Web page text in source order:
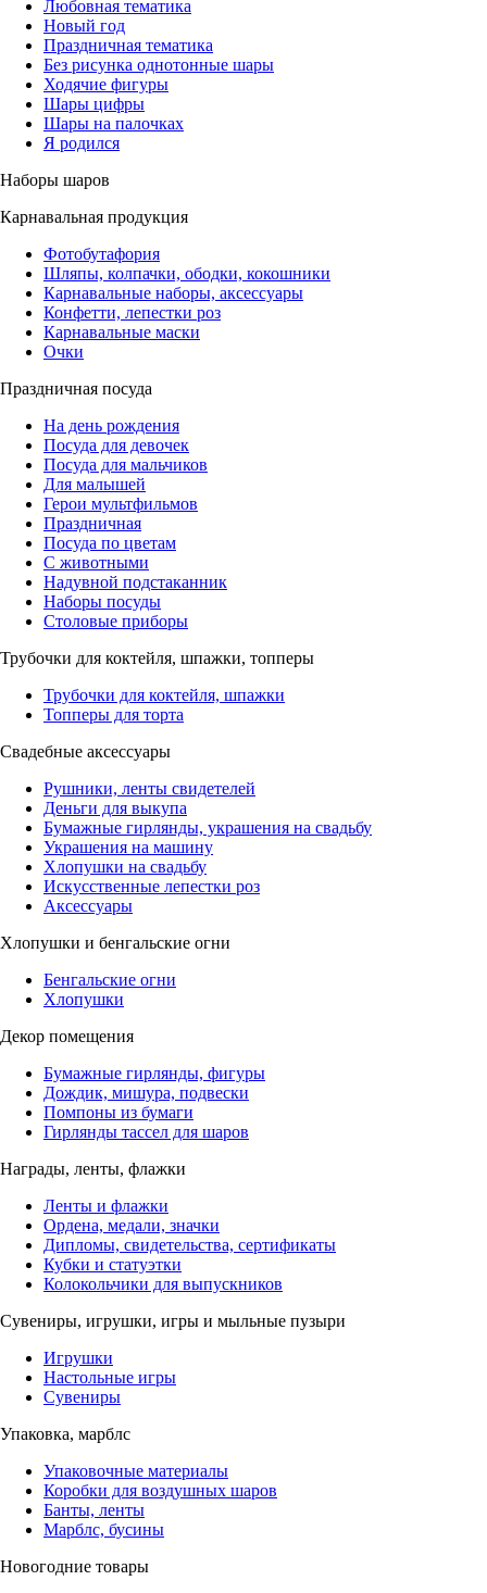
Любовная тематика
Новый год
Праздничная тематика
Без рисунка однотонные шары
Ходячие фигуры
Шары цифры
Шары на палочках
Я родился
Наборы шаров
Карнавальная продукция
Фотобутафория
Шляпы, колпачки, ободки, кокошники
Карнавальные наборы, аксессуары
Конфетти, лепестки роз
Карнавальные маски
Очки
Праздничная посуда
На день рождения
Посуда для девочек
Посуда для мальчиков
Для малышей
Герои мультфильмов
Праздничная
Посуда по цветам
С животными
Надувной подстаканник
Наборы посуды
Столовые приборы
Трубочки для коктейля, шпажки, топперы
Трубочки для коктейля, шпажки
Топперы для торта
Свадебные аксессуары
Рушники, ленты свидетелей
Деньги для выкупа
Бумажные гирлянды, украшения на свадьбу
Украшения на машину
Хлопушки на свадьбу
Искусственные лепестки роз
Аксессуары
Хлопушки и бенгальские огни
Бенгальские огни
Хлопушки
Декор помещения
Бумажные гирлянды, фигуры
Дождик, мишура, подвески
Помпоны из бумаги
Гирлянды тассел для шаров
Награды, ленты, флажки
Ленты и флажки
Ордена, медали, значки
Дипломы, свидетельства, сертификаты
Кубки и статуэтки
Колокольчики для выпускников
Сувениры, игрушки, игры и мыльные пузыри
Игрушки
Настольные игры
Сувениры
Упаковка, марблс
Упаковочные материалы
Коробки для воздушных шаров
Банты, ленты
Марблс, бусины
Новогодние товары